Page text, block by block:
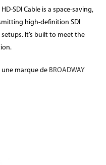
SDI Cable is a space-saving,
high-definition SDI
It’s built to meet the
une marque de BROADWAY